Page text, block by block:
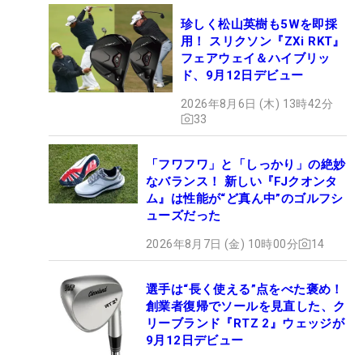
珍しく松山英樹も5Wを即採
用！ スリクソン『ZXi RKT』
フェアウェイ＆ハイブリッ
ド、9月12日デビュー
2026年8月6日 (木) 13時42分
33
「フワフワ」と「しっかり」の絶妙
なバランス！ 新しい『FJクオンタ
ム』は性能が“ど真ん中”のゴルフシ
ューズだった
2026年8月7日 (金) 10時00分 14
選手は“長く使える”点をべた褒め！
創業者復帰でソールを見直した、ク
リーブランド『RTZ 2』ウェッジが
9月12日デビュー